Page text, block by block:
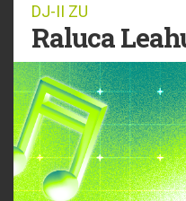
DJ-II ZU
Raluca